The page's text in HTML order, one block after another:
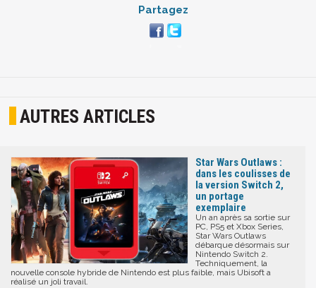
Partagez
AUTRES ARTICLES
Star Wars Outlaws :
dans les coulisses de
la version Switch 2,
un portage
exemplaire
Un an après sa sortie sur
PC, PS5 et Xbox Series,
Star Wars Outlaws
débarque désormais sur
Nintendo Switch 2.
Techniquement, la
nouvelle console hybride de Nintendo est plus faible, mais Ubisoft a
réalisé un joli travail.